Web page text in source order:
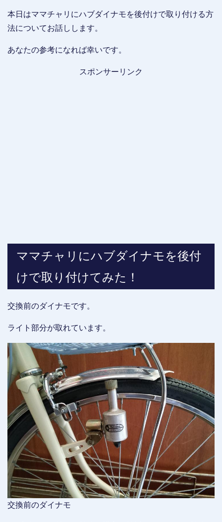
本日はママチャリにハブダイナモを後付けで取り付ける方
法についてお話しします。
あなたの参考になれば幸いです。
スポンサーリンク
ママチャリにハブダイナモを後付
けで取り付けてみた！
交換前のダイナモです。
ライト部分が取れています。
交換前のダイナモ